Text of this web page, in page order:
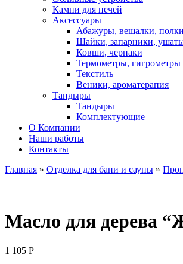
Камни для печей
Аксессуары
Абажуры, вешалки, полки
Шайки, запарники,
Ковши, черпаки
Термометры, гигрометры
Текстиль
Веники, ароматерапия
Тандыры
Тандыры
Комплектующие
О Компании
Наши работы
Контакты
Главная » Отделка для бани и сауны »
Масло для дерева
1 105 Р